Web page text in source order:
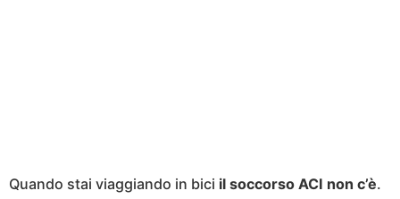
Quando stai viaggiando in bici il soccorso ACI non c’è.